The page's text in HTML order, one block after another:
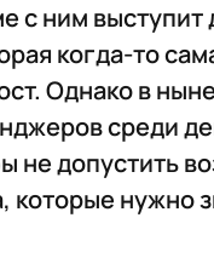
с ним
когда-то
Однако в
среди
не допустить
которые нужно